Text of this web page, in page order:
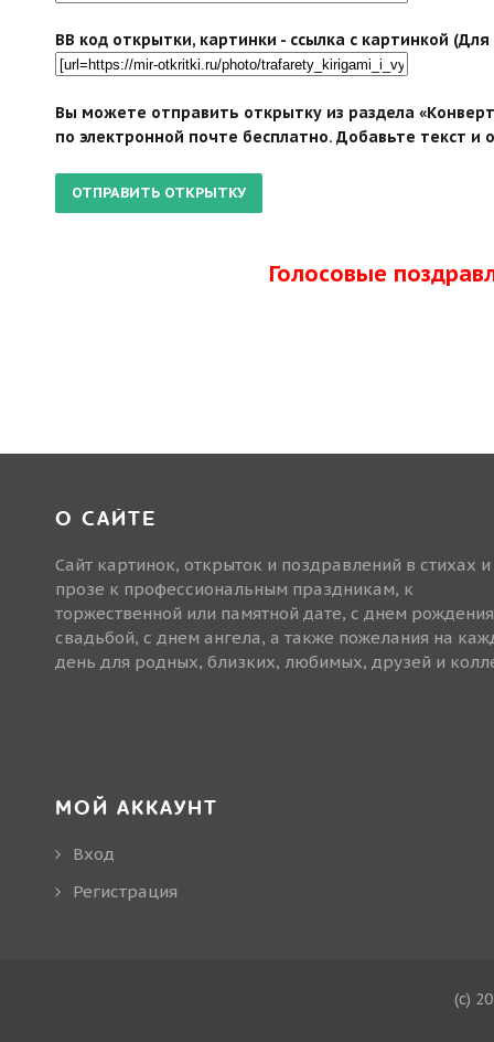
BB код открытки, картинки - ссылка с картинкой
Вы можете отправить открытку из раздела
по электронной почте бесплатно. Добавьте текст и
Голосовые
О САЙТЕ
Сайт картинок, открыток и поздравлений в стихах и
прозе к профессиональным праздникам, к
торжественной или памятной дате, с днем
свадьбой, с днем ангела, а также пожелания на
день для родных, близких, любимых, друзей и
МОЙ АККАУНТ
Вход
Регистрация
(c)